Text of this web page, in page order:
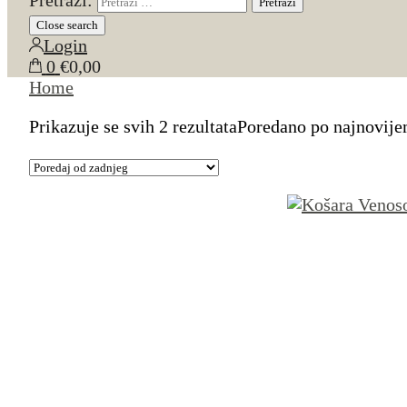
Close search
Login
0 €0,00
Home
Prikazuje se svih 2 rezultataPoredano po